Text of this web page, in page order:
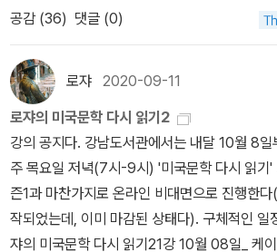
한 번도 자신의 집 같았던 적이 없다고 말하지
이나 그 집에 들어가는 돈은 내 돈이 아니라며,
과 직접 경마에서 딴 돈, 자신의 그림을 판매한
을 얻는다. 살림에 꼭 필요한 간단하고 자질구레
돈’으로 마련한다. 기존의 문학작품에서 집을
는 여인들은, 그 공간을 남편이 아닌 남자와 밀
하고, 그 마저도 자기 돈으로 마련하기보다는
아서 해주기를 바랐다. 그런 여성들과 에드나
다. 그리고 그 공간에서 에드나는 자유와 독립을
러운 생활을 한다. 그녀는 이제 ‘세상 밖으로 나
을 발휘하리라 믿는다. 케이트 쇼팽이 살았던 시
더 여성에게 관대해졌지만 온전히 여성을 받아
넘어서야 할 수많은 경계와 가시덤불을 지닌 이
체성을 찾는 것이 얼만큼 소중한 것인지 케이트
안에서 질문하고 있는 것 같다.전통과 편견이라
르려는 새는 강한 날개를 가져야 해요. 약한 새
개를 퍼덕이며 다시 지상으로 낙하하는 모습은
P174
다.2022년 나에게 주는 두번째 선물들이다. 생
해는 나에게 선물을 자주 해야겠다. 그래도 가
살때랑 알라딘 택배 박스를 오픈할 때인것 같다
을 읽어야 겠다.
각성과 가출을 다룬 입센의 <인형의 집
각성>은 <인형의 집>의 연장 선상에 놓이는 작
>의 주인공 에드나 퐁텔리에는 28살로 미국 뉴
부다. 남편은 중년의 사업가이고 둘 사이에는 네
들이 있다. 에드나는 여름휴가차 머문 휴양지
만나 새로운 감정에 눈뜬다. 바로 그즈음에 에
관심하다는 남편의 타박을 듣고 전에 없던 눈
에서 남편의 타박은 흔한 일이었고, 비록 잔소
남편은 친절하고 헌신적인 편으로 주변에서는 ‘
인 결혼생활에 대한 탐색과 제안을 담고 있는 책으
과 남성, 아내와 남편, 엄마와 아빠, 딸과 아들.
역할을 뛰어넘어 새로운 가족 형태를 고민했던
적 실천기. 남편의 커리어를 위해 아내가 희생
할은 구분되며 딸과 아들을 성별에 맞게 다르게
의 고정관념에 의문을 던진다. 동등한 파트너이
하고 젠더라는 고정관념에서 자유롭게 아이를
는 학문적 페미니즘이 일상에서 어떻게 실현될
로 보여준다. 고유한 자기 자신으로 살아갈 수
공감 (36) 댓글 (0)
로쟈 2020-09-11
로쟈의 미국문학 다시 읽기2
강의 공지다. 강남도서관에서는 내달 10월 8
주 목요일 저녁(7시-9시) '미국문학 다시 읽기'
즌1과 마찬가지로 온라인 비대면으로 진행한다
작되었는데, 이미 마감된 상태다). 구체적인 일
쟈의 미국문학 다시 읽기21강 10월 08일_ 케